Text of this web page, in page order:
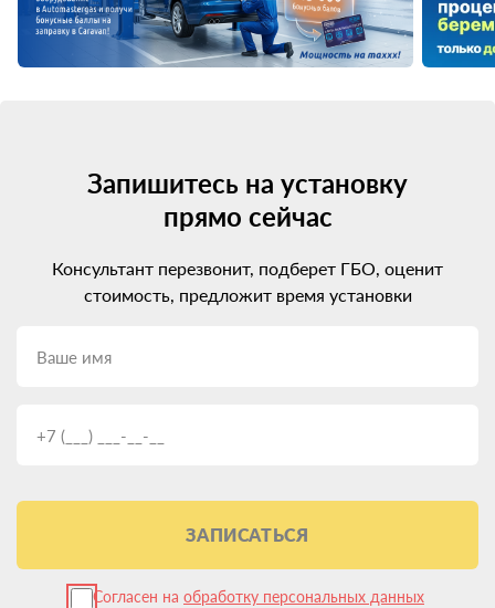
Запишитесь на установку
прямо сейчас
Консультант перезвонит, подберет ГБО, оценит
стоимость, предложит время установки
ЗАПИСАТЬСЯ
Согласен на обработку персональных данных